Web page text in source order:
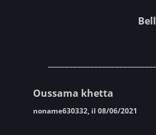
Oussama khetta
noname630332, il 08/06/2021